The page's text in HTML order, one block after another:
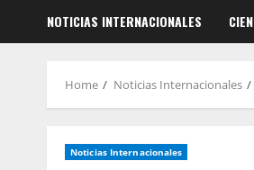
NOTICIAS INTERNACIONALES
Home Noticias Internacionales
Noticias Internacionales